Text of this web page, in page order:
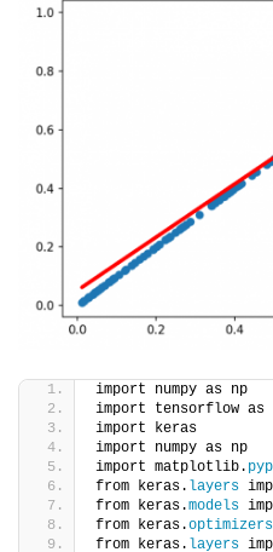
import numpy as np
import tensorflow
import keras
import numpy as np
import matplotlib.
from keras. layers
from keras.models
from keras.optimizers
from keras. layers